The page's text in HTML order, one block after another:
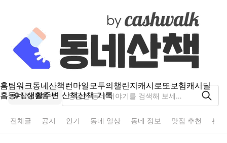
홈팀워크동네산책런마일모두의챌린지캐시로또보험캐시딜
홈동네 생활주변 산책산책 기록
상대원동
전체글 공지 인기 동네 일상 동네 정보 맛집 추천 분